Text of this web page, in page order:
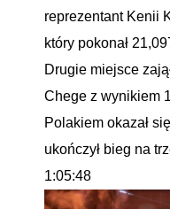
reprezentant Kenii
który pokonał
Drugie miejsce
Chege z wynikiem
Polakiem okazał
ukończył bieg na
1:05:48